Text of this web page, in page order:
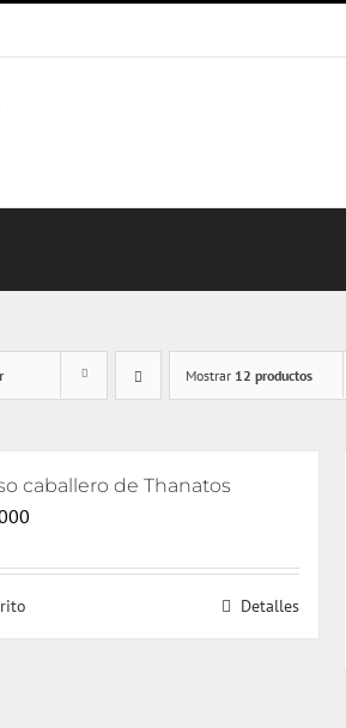
Mostrar 12 productos
caballero de Thanatos
actual
Detalles